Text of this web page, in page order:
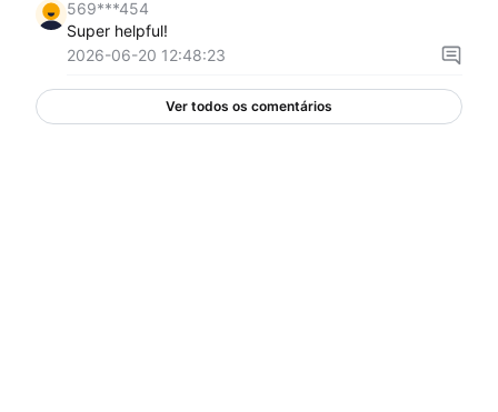
569***454
Super helpful!
2026-06-20 12:48:23
Ver todos os comentários